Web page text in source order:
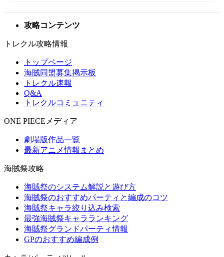
攻略コンテンツ
トレクル攻略情報
トップページ
海賊同盟募集掲示板
トレクル速報
Q&A
トレクルコミュニティ
ONE PIECEメディア
劇場版作品一覧
最新アニメ情報まとめ
海賊祭攻略
海賊祭のシステム解説と遊び方
海賊祭のおすすめパーティと編成のコツ
海賊祭キャラ絞り込み検索
最強海賊祭キャラランキング
海賊祭グランドパーティ情報
GPのおすすめ編成例